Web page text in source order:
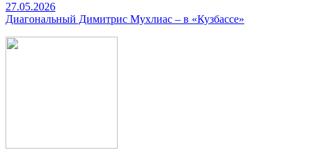
27.05.2026
Диагональный Димитрис Мухлиас – в «Кузбассе»